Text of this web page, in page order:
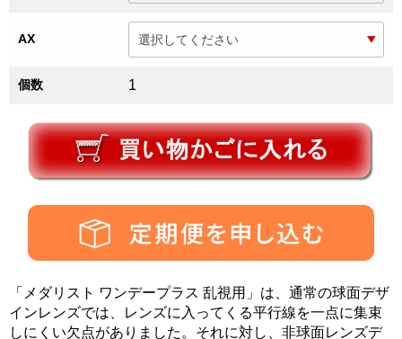
AX
個数 1
「メダリスト ワンデープラス 乱視用」は、通常の球面デザ
インレンズでは、レンズに入ってくる平行線を一点に集束
しにくい欠点がありました。それに対し、非球面レンズデ